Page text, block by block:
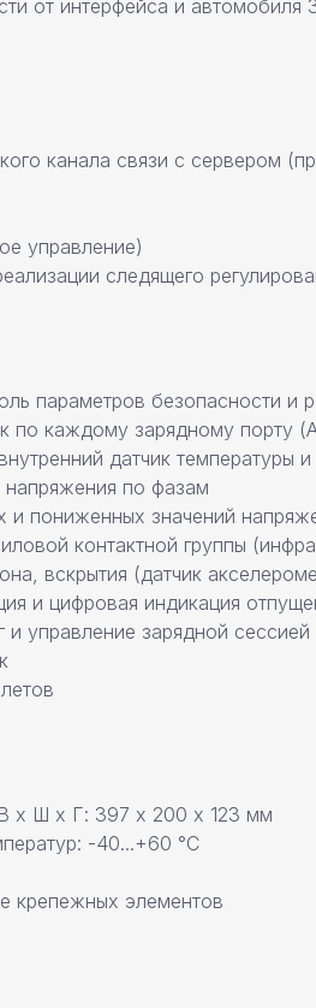
от интерфейса и автомобиля
канала связи с сервером
управление)
следящего
параметров безопасности и
по каждому зарядному порту
датчик температуры
по фазам
пониженных значений
контактной группы
вскрытия (датчик
и цифровая индикация
управление зарядной
х Ш х Г: 397 х 200 х 123 мм
-40...+60 °С
крепежных элементов